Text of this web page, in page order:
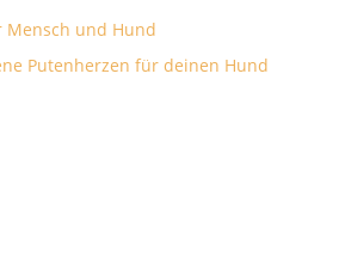
Mensch und Hund
Putenherzen für deinen Hund